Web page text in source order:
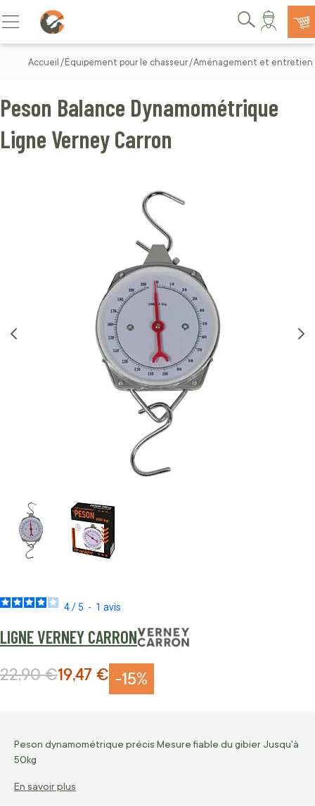
Allez au contenu
Basculer la navigation
Rechercher
Accueil Équipement pour le chasseur Aménagement et entretien
4/5 - 1 avis
LIGNE VERNEY CARRON
Peson Balance Dynamométrique
Ligne Verney Carron
-15%
Prix Spécial
19,47 €
Prix normal
22,90 €
Peson dynamométrique précis Mesure fiable du gibier Jusqu'à
50kg
En savoir plus